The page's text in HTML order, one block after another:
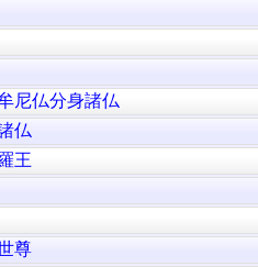
尼仏分身諸仏
仏
王
尊